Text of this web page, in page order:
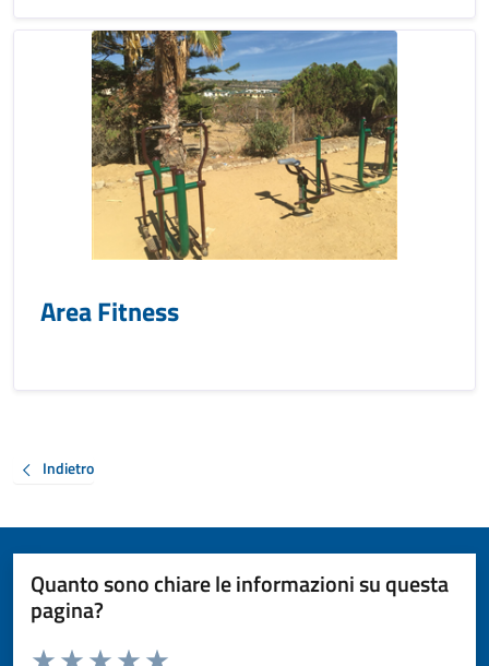
Area Fitness
Indietro
Quanto sono chiare le informazioni su questa
pagina?
Valuta da 1 a 5 stelle la pagina